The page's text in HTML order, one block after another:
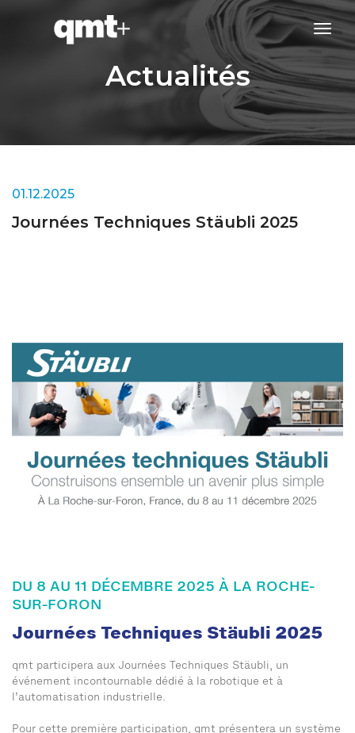
Actualités
01.12.2025
Journées Techniques Stäubli 2025
DU 8 AU 11 DÉCEMBRE 2025 À LA ROCHE-
SUR-FORON
Journées Techniques Stäubli 2025
qmt participera aux Journées Techniques Stäubli, un
événement incontournable dédié à la robotique et à
l’automatisation industrielle.
Pour cette première participation, qmt présentera un système